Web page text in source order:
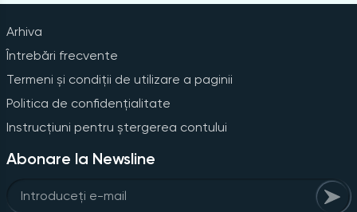
Arhiva
Întrebări frecvente
Termeni și condiții de utilizare a paginii
Politica de confidențialitate
Instrucțiuni pentru ștergerea contului
Abonare la Newsline